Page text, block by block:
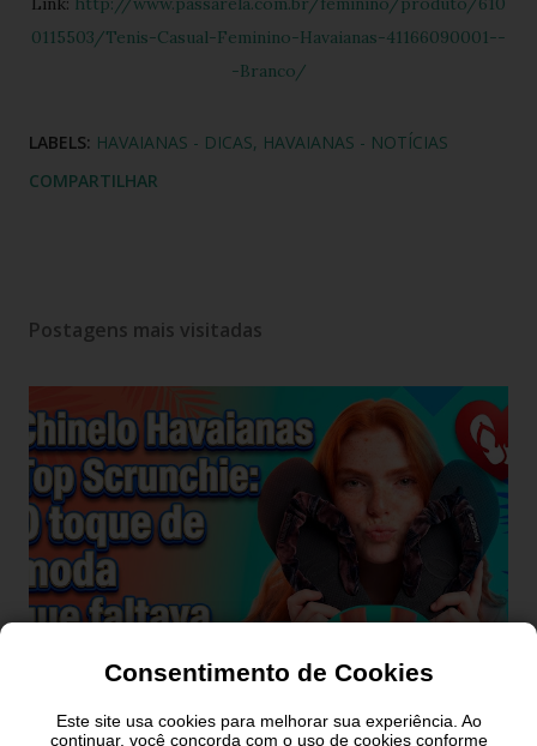
0115503/Tenis-Casual-Feminino-Havaianas-41166090001--
-Branco/
LABELS: HAVAIANAS - DICAS HAVAIANAS - NOTÍCIAS
COMPARTILHAR
Postagens mais visitadas
Consentimento de Cookies
Este site usa cookies para melhorar sua experiência. Ao
continuar, você concorda com o uso de cookies conforme